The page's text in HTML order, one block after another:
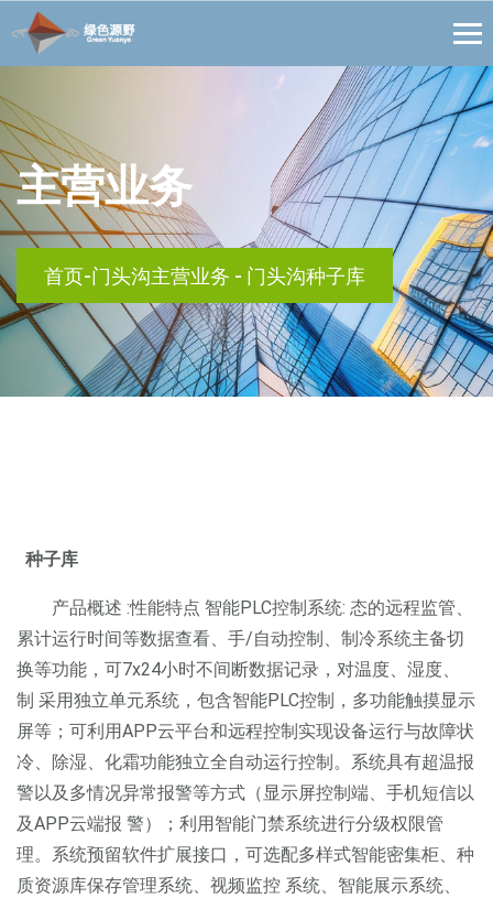
主营业务
首页-门头沟主营业务 - 门头沟种子库
种子库
产品概述 :性能特点 智能PLC控制系统: 态的远程监管、
累计运行时间等数据查看、手/自动控制、制冷系统主备切
换等功能，可7x24小时不间断数据记录，对温度、湿度、
制 采用独立单元系统，包含智能PLC控制，多功能触摸显示
屏等；可利用APP云平台和远程控制实现设备运行与故障状
冷、除湿、化霜功能独立全自动运行控制。系统具有超温报
警以及多情况异常报警等方式（显示屏控制端、手机短信以
及APP云端报 警）；利用智能门禁系统进行分级权限管
理。系统预留软件扩展接口，可选配多样式智能密集柜、种
质资源库保存管理系统、视频监控 系统、智能展示系统、